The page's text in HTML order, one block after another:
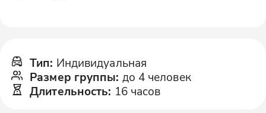
Тип: Индивидуальная
Размер группы: до 4 человек
Длительность: 16 часов